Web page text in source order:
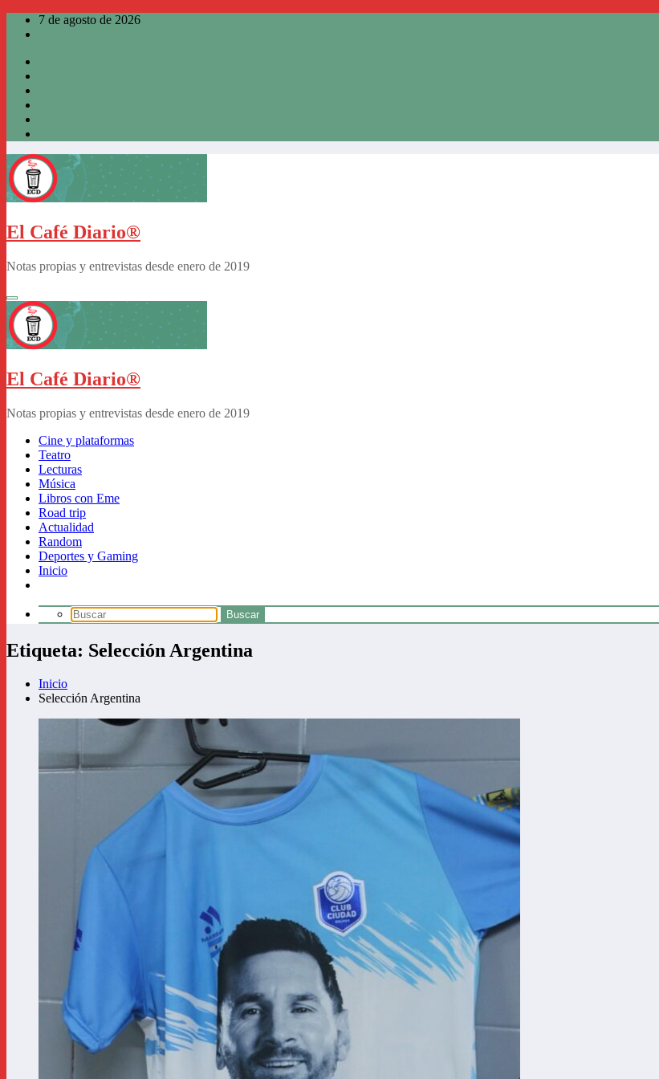
Saltar
7 de agosto de 2026
El Café Diario®
Notas propias y entrevistas desde enero de 2019
El Café Diario®
Notas propias y entrevistas desde enero de 2019
Cine y plataformas
Teatro
Lecturas
Música
Libros con Eme
Road trip
Actualidad
Random
Deportes y Gaming
Inicio
Etiqueta: Selección Argentina
Inicio
Selección Argentina